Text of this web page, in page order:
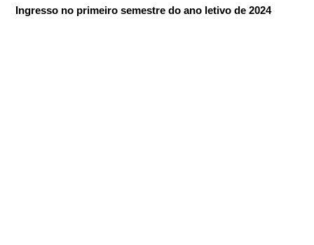
Ingresso no primeiro semestre do ano letivo de 2024